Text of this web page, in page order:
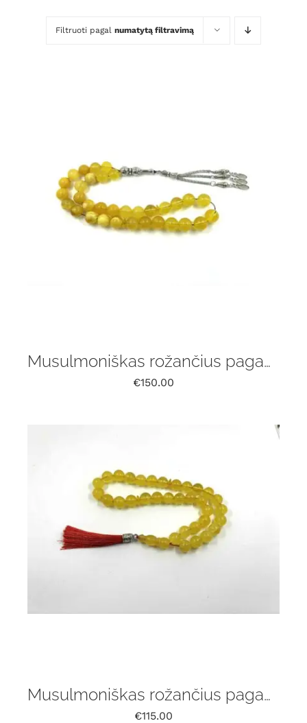
Filtruoti pagal numatytą filtravimą
Musulmoniškas rožančius pagamintas iš natūralaus Baltijos gintaro, 33 vnt
€150.00
Musulmoniškas rožančius pagamintas iš natūralaus Baltijos gintaro, 33 vnt
€115.00